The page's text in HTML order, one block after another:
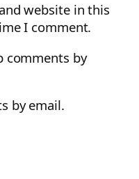
website in this
I comment.
comments by
by email.